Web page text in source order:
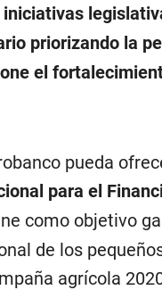
priorizando la
el
pueda
para el
como objetivo
de los
agrícola